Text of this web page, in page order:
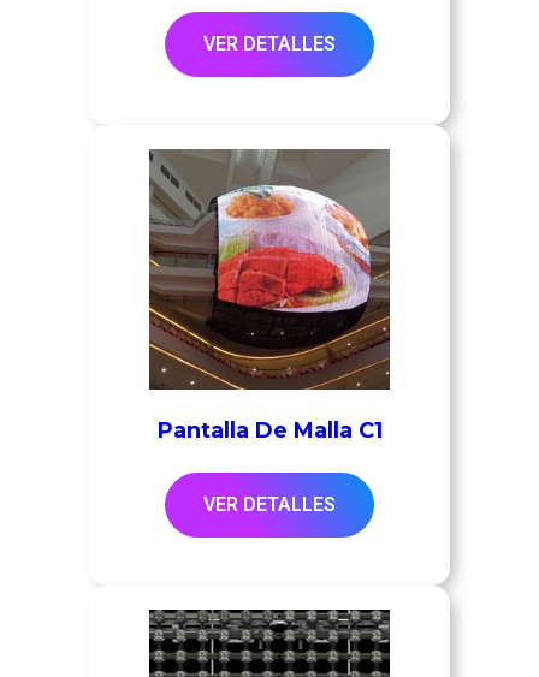
VER DETALLES
Pantalla De Malla C1
VER DETALLES